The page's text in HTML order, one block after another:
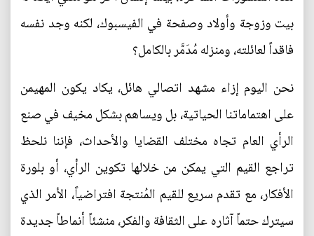
بيت وزوجة وأولاد وصفحة في الفيسبوك، لكنه وجد نفسه
فاقداً لعائلته، ومنزله مُدَمَّر بالكامل؟
نحن اليوم إزاء مشهد اتصالي هائل، يكاد يكون المهيمن
على اهتماماتنا الحياتية، بل ويساهم بشكل مخيف في صنع
الرأي العام تجاه مختلف القضايا والأحداث، فإننا نلحظ
تراجع القيم التي يمكن من خلالها تكوين الرأي، أو بلورة
الأفكار، مع تقدم سريع للقيم المُنتجة افتراضياً، الأمر الذي
سيترك حتماً آثاره على الثقافة والفكر، منشئاً أنماطاً جديدة